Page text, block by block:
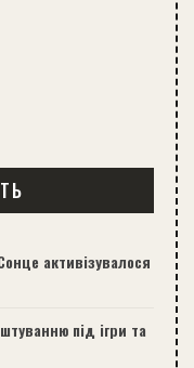
активізувалося
під ігри та